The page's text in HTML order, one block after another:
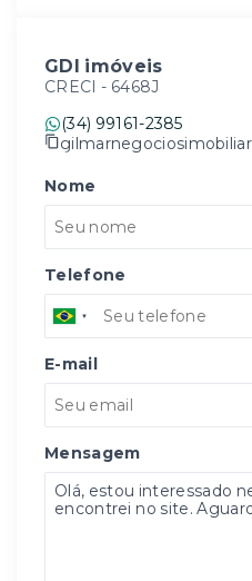
GDI imóveis
CRECI - 6468J
(34) 99161-2385
Nome
Telefone
E-mail
Mensagem